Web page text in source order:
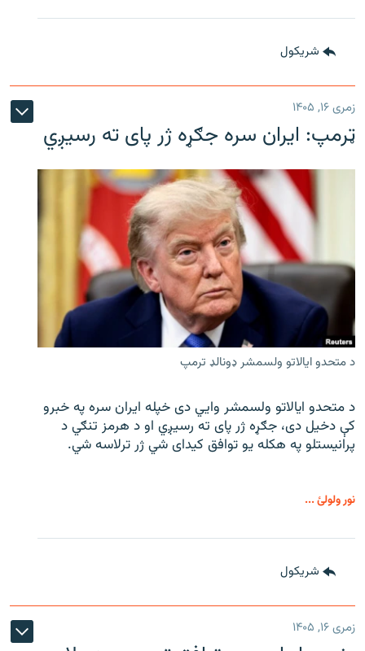
شريکول
زمری ۱۶, ۱۴۰۵
ټرمپ: ایران سره جګړه ژر پای ته رسیږي
د متحدو ایالاتو ولسمشر ډونالډ ترمپ
د متحدو ایالاتو ولسمشر وايي دی خپله ایران سره په خبرو
کې دخیل دی، جګړه ژر پای ته رسیږي او د هرمز تنګي د
پرانیستلو په هکله یو توافق کیدای شي ژر ترلاسه شي.
نور ولولئ ...
شريکول
زمری ۱۶, ۱۴۰۵